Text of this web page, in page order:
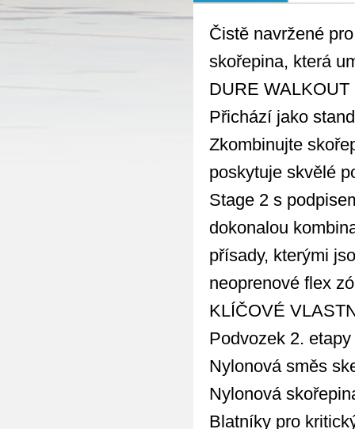
Čistě navržené
skořepina, která
DURE
Přichází jako
Zkombinujte
poskytuje skvělé
Stage 2 s
dokonalou
přísady, kterými
neoprenové flex
KLÍČOVÉ
Podvozek 2. etapy
Nylonová směs
Nylonová
Blatníky pro